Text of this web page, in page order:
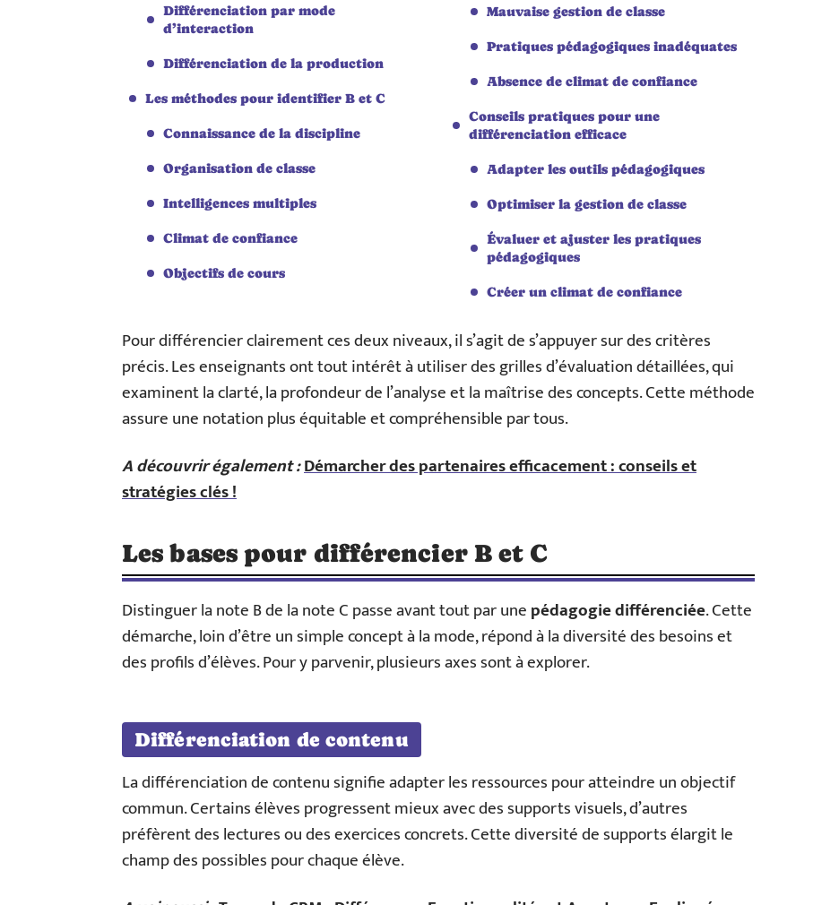
Différenciation par mode
d’interaction
Différenciation de la production
Les méthodes pour identifier B et C
Connaissance de la discipline
Organisation de classe
Intelligences multiples
Climat de confiance
Objectifs de cours
Mauvaise gestion de classe
Pratiques pédagogiques inadéquates
Absence de climat de confiance
Conseils pratiques pour une
différenciation efficace
Adapter les outils pédagogiques
Optimiser la gestion de classe
Évaluer et ajuster les pratiques
pédagogiques
Créer un climat de confiance
Pour différencier clairement ces deux niveaux, il s’agit de s’appuyer sur des critères
précis. Les enseignants ont tout intérêt à utiliser des grilles d’évaluation détaillées, qui
examinent la clarté, la profondeur de l’analyse et la maîtrise des concepts. Cette méthode
assure une notation plus équitable et compréhensible par tous.
A découvrir également :Démarcher des partenaires efficacement : conseils et
stratégies clés !
Les bases pour différencier B et C
Distinguer la note B de la note C passe avant tout par unepédagogie différenciée. Cette
démarche, loin d’être un simple concept à la mode, répond à la diversité des besoins et
des profils d’élèves. Pour y parvenir, plusieurs axes sont à explorer.
Différenciation de contenu
La différenciation de contenu signifie adapter les ressources pour atteindre un objectif
commun. Certains élèves progressent mieux avec des supports visuels, d’autres
préfèrent des lectures ou des exercices concrets. Cette diversité de supports élargit le
champ des possibles pour chaque élève.